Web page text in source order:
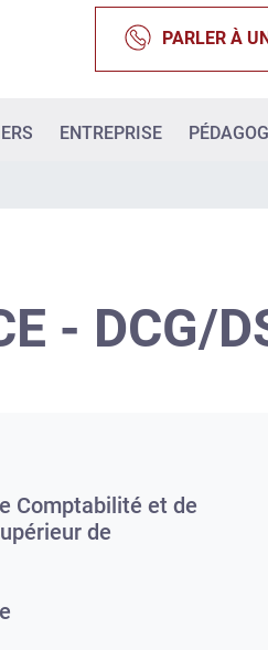
PARLER À
ENTREPRISE
- DCG/
Comptabilité et de
de